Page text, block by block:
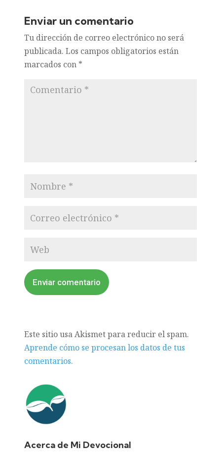
Enviar un comentario
Tu dirección de correo electrónico no será
publicada. Los campos obligatorios están
marcados con *
Enviar comentario
Este sitio usa Akismet para reducir el spam.
Aprende cómo se procesan los datos de tus
comentarios.
Acerca de Mi Devocional